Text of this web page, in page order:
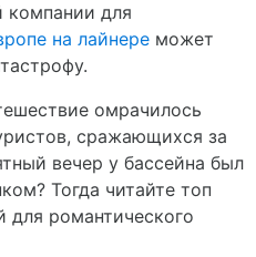
компании для
на лайнере может
омрачилось
сражающихся за
вечер у бассейна был
Тогда читайте топ
романтического